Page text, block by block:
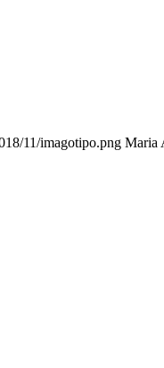
11/imagotipo.png Maria